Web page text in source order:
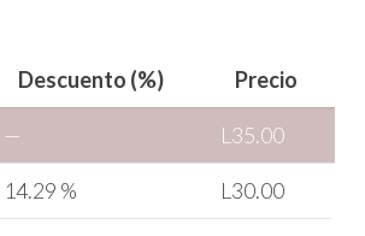
Descuento (%) Precio
— L 35.00
14.29 % L 30.00